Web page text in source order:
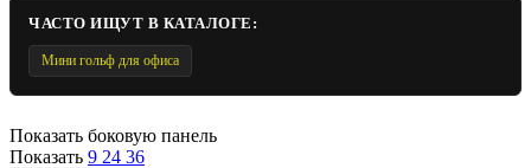
ЧАСТО ИЩУТ В КАТАЛОГЕ:
Мини гольф для офиса
Показать боковую панель
Показать 9 24 36